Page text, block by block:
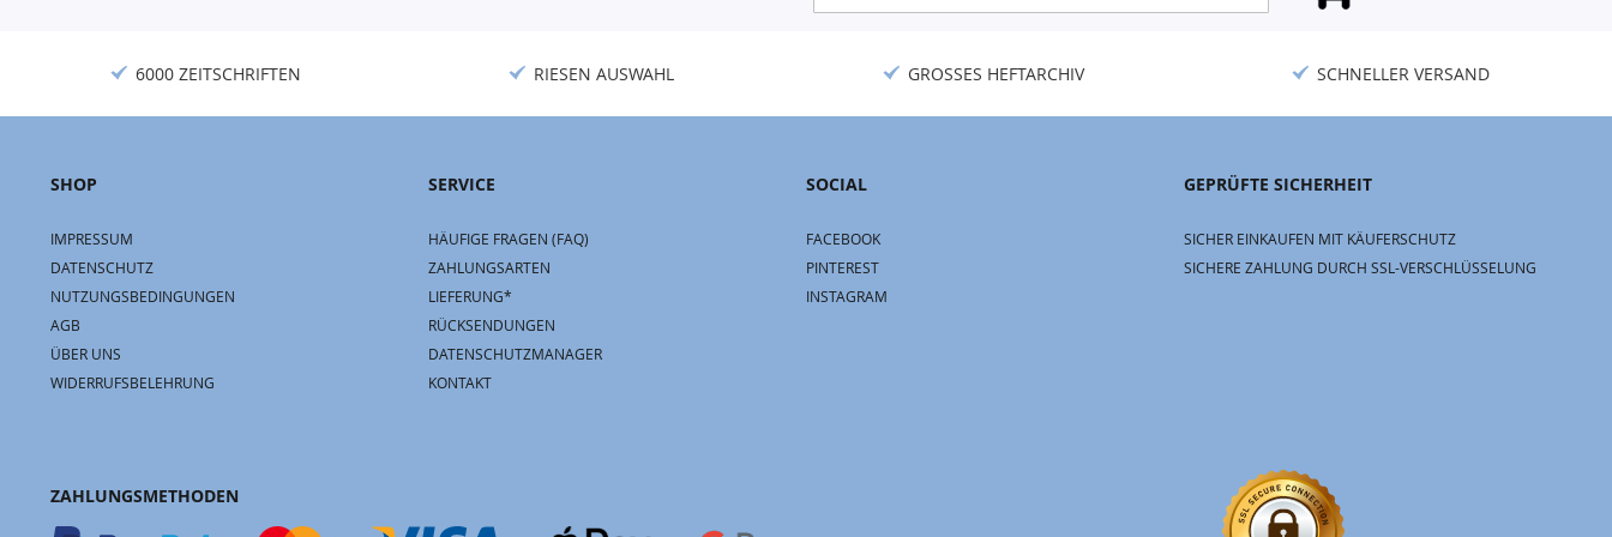
Newsletter:
6000 ZEITSCHRIFTEN RIESEN AUSWAHL GROSSES HEFTARCHIV SCHNELLER VERSAND
SHOP
IMPRESSUM
DATENSCHUTZ
NUTZUNGSBEDINGUNGEN
AGB
ÜBER UNS
WIDERRUFSBELEHRUNG
SERVICE
HÄUFIGE FRAGEN (FAQ)
ZAHLUNGSARTEN
LIEFERUNG*
RÜCKSENDUNGEN
DATENSCHUTZMANAGER
KONTAKT
SOCIAL
FACEBOOK
PINTEREST
INSTAGRAM
GEPRÜFTE SICHERHEIT
SICHER EINKAUFEN MIT KÄUFERSCHUTZ
SICHERE ZAHLUNG DURCH SSL-VERSCHLÜSSELUNG
ZAHLUNGSMETHODEN